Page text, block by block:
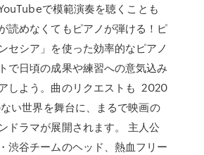
で模範演奏を聴くことも
読めなくてもピアノが弾ける！ピ
セシア」を使った効率的なピアノ
で日頃の成果や練習への意気込み
しよう。曲のリクエストも 2020
い世界を舞台に、まるで映画の
ドラマが展開されます。 主人公
渋谷チームのヘッド、熱血フリー